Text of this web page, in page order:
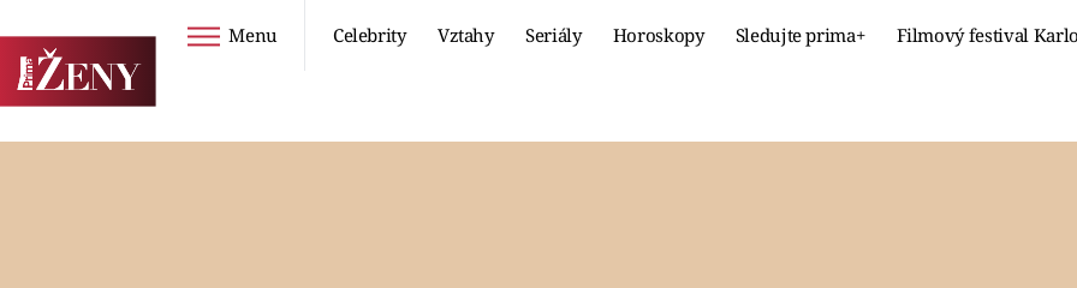
Menu Celebrity Vztahy Seriály Horoskopy Sledujte prima+ Filmový festival